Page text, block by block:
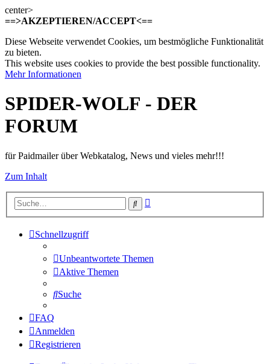
center>
==>AKZEPTIEREN/ACCEPT<==
Diese Webseite verwendet Cookies, um bestmögliche Funktionalität
zu bieten.
This website uses cookies to provide the best possible functionality.
Mehr Informationen
SPIDER-WOLF - DER
FORUM
für Paidmailer über Webkatalog, News und vieles mehr!!!
Zum Inhalt
Suche
Schnellzugriff
Unbeantwortete Themen
Aktive Themen
Suche
FAQ
Anmelden
Registrieren